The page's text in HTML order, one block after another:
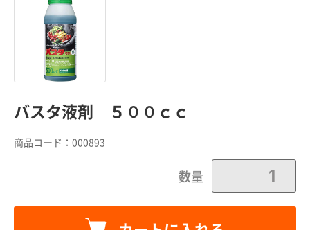
バスタ液剤 ５００ｃｃ
商品コード： 000893
数量